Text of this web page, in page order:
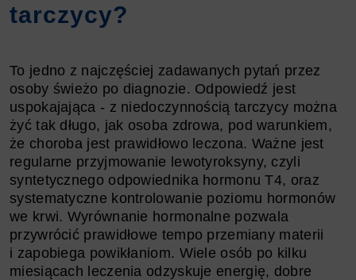
tarczycy?
To jedno z najczęściej zadawanych pytań przez
osoby świeżo po diagnozie. Odpowiedź jest
uspokajająca - z niedoczynnością tarczycy można
żyć tak długo, jak osoba zdrowa, pod warunkiem,
że choroba jest prawidłowo leczona. Ważne jest
regularne przyjmowanie lewotyroksyny, czyli
syntetycznego odpowiednika hormonu T4, oraz
systematyczne kontrolowanie poziomu hormonów
we krwi. Wyrównanie hormonalne pozwala
przywrócić prawidłowe tempo przemiany materii
i zapobiega powikłaniom. Wiele osób po kilku
miesiącach leczenia odzyskuje energię, dobre